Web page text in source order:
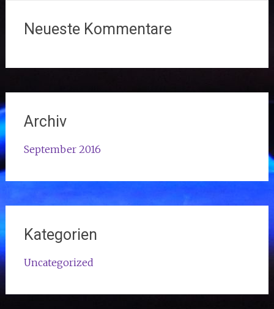
Neueste Kommentare
Archiv
September 2016
Kategorien
Uncategorized